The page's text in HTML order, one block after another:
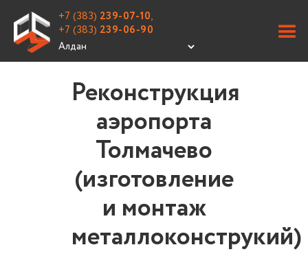
+7 (383) 239-07-10,
+7 (383) 239-06-90
Реконструкция
аэропорта
Толмачево
(изготовление
и монтаж
металлоконструкий)